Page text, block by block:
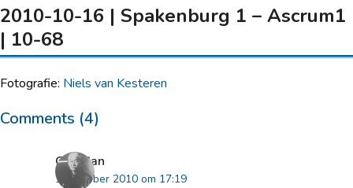
2010-10-16 | Spakenburg 1 – Ascrum1
| 10-68
Fotografie: Niels van Kesteren
Comments (4)
Gert-Jan
18 oktober 2010 om 17:19